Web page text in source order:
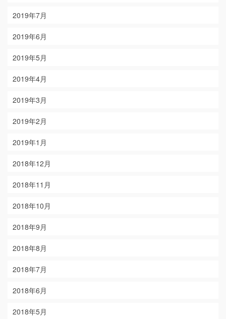
2019年7月
2019年6月
2019年5月
2019年4月
2019年3月
2019年2月
2019年1月
2018年12月
2018年11月
2018年10月
2018年9月
2018年8月
2018年7月
2018年6月
2018年5月